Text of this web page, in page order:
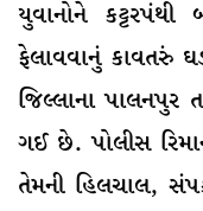
યુવાનોને કટ્ટરપંથી
ફેલાવવાનું કાવતરું
જિલ્લાના પાલનપુર
ગઈ છે. પોલીસ
તેમની હિલચાલ,